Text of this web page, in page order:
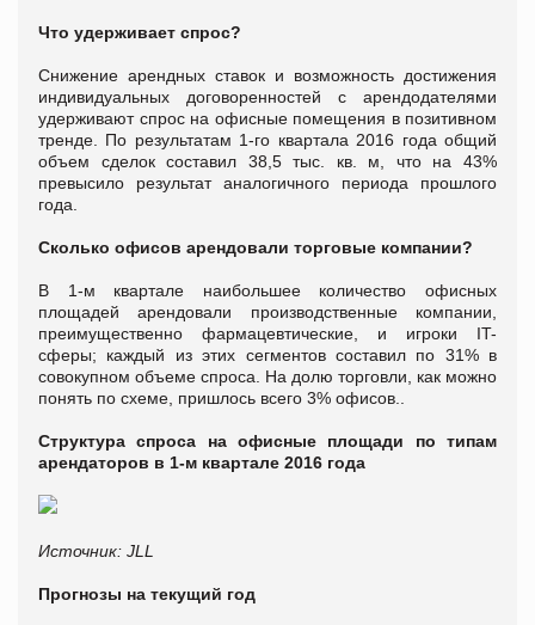
Что удерживает спрос?
Снижение арендных ставок и возможность достижения
индивидуальных договоренностей с арендодателями
удерживают спрос на офисные помещения в позитивном
тренде. По результатам 1-го квартала 2016 года общий
объем сделок составил 38,5 тыс. кв. м, что на 43%
превысило результат аналогичного периода прошлого
года.
Сколько офисов арендовали торговые компании?
В 1-м квартале наибольшее количество офисных
площадей арендовали производственные компании,
преимущественно фармацевтические, и игроки IT-
сферы; каждый из этих сегментов составил по 31% в
совокупном объеме спроса. На долю торговли, как можно
понять по схеме, пришлось всего 3% офисов..
Структура спроса на офисные площади по типам
арендаторов в 1-м квартале 2016 года
Источник: JLL
Прогнозы на текущий год